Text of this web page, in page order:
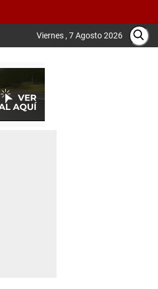
Viernes , 7 Agosto 2026